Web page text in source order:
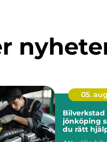
05. aug
Bilverkstad
jönköping så hittar
du rätt